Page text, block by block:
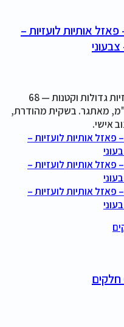
אותיות לועזיות –
פאזל אותיות לועזיות גדולות וקטנות — 68
37×28 ס"מ, מאתגר. בשקית מהודרת,
אישי.